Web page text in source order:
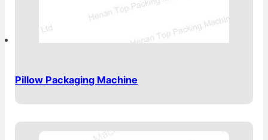
Pillow Packaging Machine